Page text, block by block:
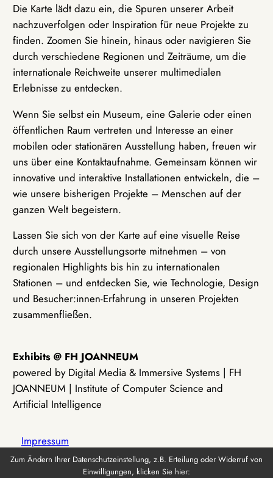
Die Karte lädt dazu ein, die Spuren unserer Arbeit
nachzuverfolgen oder Inspiration für neue Projekte zu
finden. Zoomen Sie hinein, hinaus oder navigieren Sie
durch verschiedene Regionen und Zeiträume, um die
internationale Reichweite unserer multimedialen
Erlebnisse zu entdecken.
Wenn Sie selbst ein Museum, eine Galerie oder einen
öffentlichen Raum vertreten und Interesse an einer
mobilen oder stationären Ausstellung haben, freuen wir
uns über eine Kontaktaufnahme. Gemeinsam können wir
innovative und interaktive Installationen entwickeln, die –
wie unsere bisherigen Projekte – Menschen auf der
ganzen Welt begeistern.
Lassen Sie sich von der Karte auf eine visuelle Reise
durch unsere Ausstellungsorte mitnehmen – von
regionalen Highlights bis hin zu internationalen
Stationen – und entdecken Sie, wie Technologie, Design
und Besucher:innen-Erfahrung in unseren Projekten
zusammenfließen.
Exhibits @ FH JOANNEUM
powered by Digital Media & Immersive Systems | FH
JOANNEUM | Institute of Computer Science and
Artificial Intelligence
Impressum
Zum Ändern Ihrer Datenschutzeinstellung, z.B. Erteilung oder Widerruf von
Einwilligungen, klicken Sie hier: